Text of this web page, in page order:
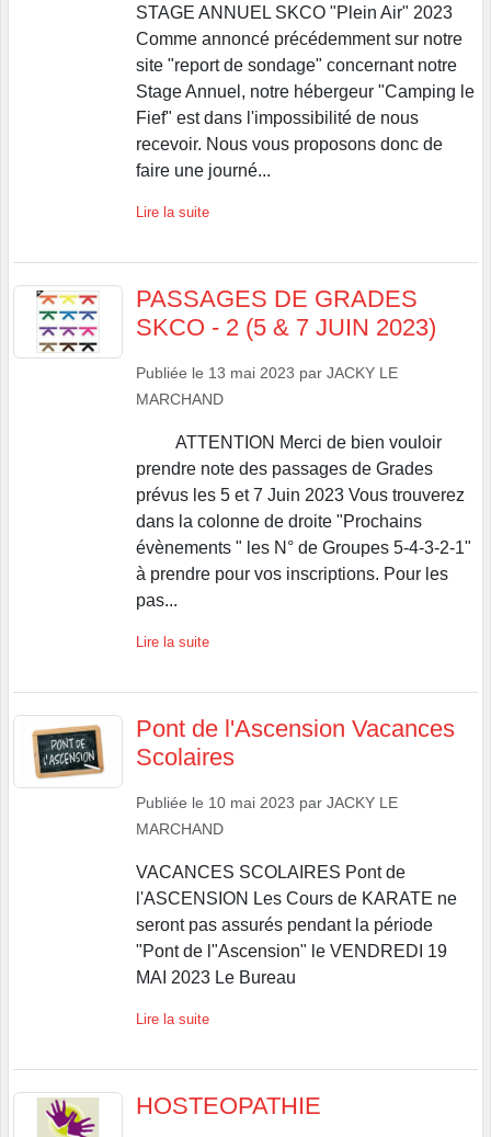
STAGE ANNUEL SKCO "Plein Air" 2023
Comme annoncé précédemment sur notre
site "report de sondage" concernant notre
Stage Annuel, notre hébergeur "Camping le
Fief" est dans l'impossibilité de nous
recevoir. Nous vous proposons donc de
faire une journé...
Lire la suite
PASSAGES DE GRADES
SKCO - 2 (5 & 7 JUIN 2023)
Publiée le 13 mai 2023 par JACKY LE
MARCHAND
ATTENTION Merci de bien vouloir
prendre note des passages de Grades
prévus les 5 et 7 Juin 2023 Vous trouverez
dans la colonne de droite "Prochains
évènements " les N° de Groupes 5-4-3-2-1"
à prendre pour vos inscriptions. Pour les
pas...
Lire la suite
Pont de l'Ascension Vacances
Scolaires
Publiée le 10 mai 2023 par JACKY LE
MARCHAND
VACANCES SCOLAIRES Pont de
l'ASCENSION Les Cours de KARATE ne
seront pas assurés pendant la période
"Pont de l"Ascension" le VENDREDI 19
MAI 2023 Le Bureau
Lire la suite
HOSTEOPATHIE